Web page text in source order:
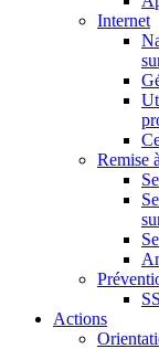
Internet
Remise
Actions